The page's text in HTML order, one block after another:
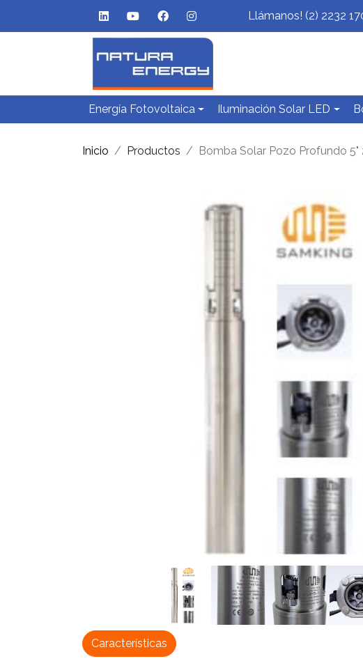
Llámanos! (2) 2232
Energía Fotovoltaica Iluminación Solar LED
Inicio Productos Bomba Solar Pozo Profundo
Características